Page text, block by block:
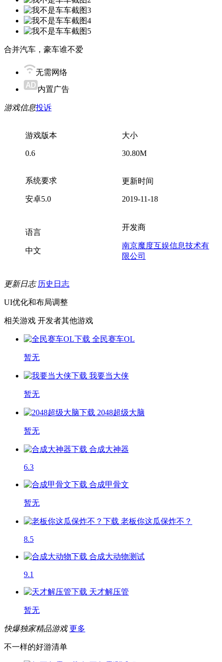
合并汽车，豪车谁不爱
无需网络
内置广告
游戏信息投诉
游戏版本
0.6
大小
30.80M
系统要求
安卓5.0
更新时间
2019-11-18
语言
中文
开发商
南京魔度互娱信息技术有
限公司
更新日志 历史日志
UI优化和布局调整
相关游戏 开发者其他游戏
全民赛车OL
暂无
我要当大侠
暂无
2048超级大脑
暂无
合成大神器
6.3
合成甲骨文
暂无
老板你这瓜保炸不？
8.5
合成大动物测试
9.1
天才解压管
暂无
快爆独家精品游戏 更多
不一样的好游清单